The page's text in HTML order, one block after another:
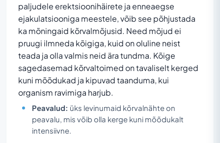
paljudele erektsioonihäirete ja enneaegse
ejakulatsiooniga meestele, võib see põhjustada
ka mõningaid kõrvalmõjusid. Need mõjud ei
pruugi ilmneda kõigiga, kuid on oluline neist
teada ja olla valmis neid ära tundma. Kõige
sagedasemad kõrvaltoimed on tavaliselt kerged
kuni mõõdukad ja kipuvad taanduma, kui
organism ravimiga harjub.
Peavalud: üks levinumaid kõrvalnähte on
peavalu, mis võib olla kerge kuni mõõdukalt
intensiivne.